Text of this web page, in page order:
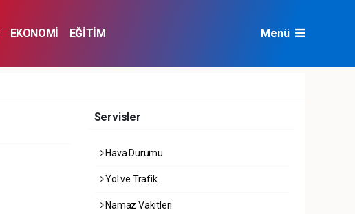
EKONOMİ
EĞİTİM
Menü
Servisler
Hava Durumu
Yol ve Trafik
Namaz Vakitleri